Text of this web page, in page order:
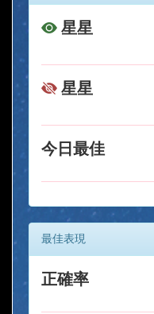
星星
星星
今日最佳
最佳表現
正確率